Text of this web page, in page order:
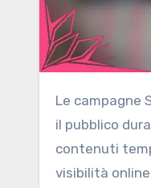
Le campagne SEO stagionali incentrate sulle festività italiane offrono un’opportunità unica per connettersi con
il pubblico
contenuti
visibilità